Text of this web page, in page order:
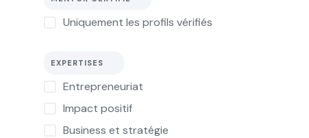
Uniquement les profils vérifiés
EXPERTISES
Entrepreneuriat
Impact positif
Business et stratégie